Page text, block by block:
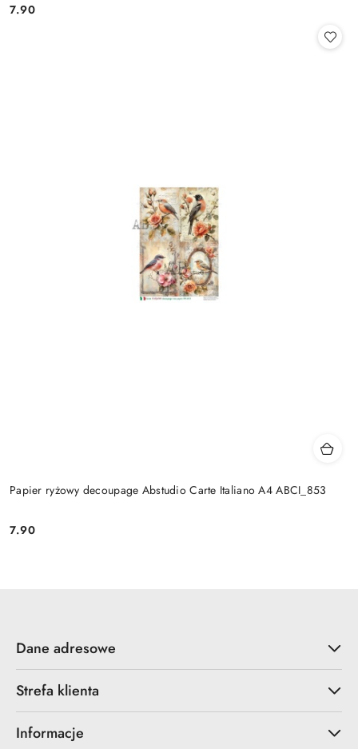
Cena:
7.90
Papier ryżowy decoupage Abstudio Carte Italiano A4 ABCI_853
Cena:
7.90
Dane adresowe
Strefa klienta
Informacje